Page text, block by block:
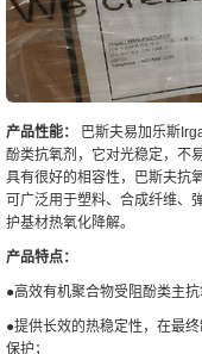
产品性能：
巴斯夫易加乐斯
酚类抗氧剂，它对光稳定，不
具有很好的相容性，巴斯夫抗
可广泛用于塑料、合成纤维、
护基材热氧化降解。
产品特点：
●高效有机聚合物受阻酚类主抗
●提供长效的热稳定性，在最
保护；